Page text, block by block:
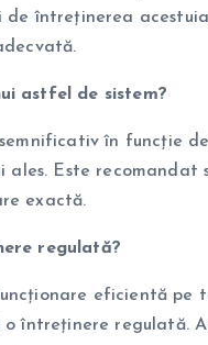
întreținerea
astfel de sistem?
în funcție
ales. Este
exactă.
regulată?
eficientă pe
o întreținere